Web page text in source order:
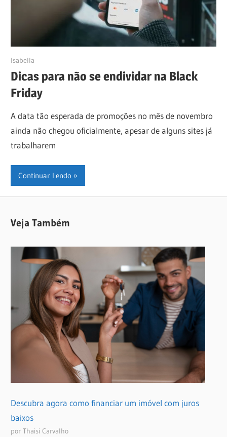
17/11/2022
Isabella
Dicas para não se endividar na Black
Friday
A data tão esperada de promoções no mês de novembro
ainda não chegou oficialmente, apesar de alguns sites já
trabalharem
Continuar Lendo
Veja Também
Descubra agora como financiar um imóvel com juros
baixos
por Thaisi Carvalho